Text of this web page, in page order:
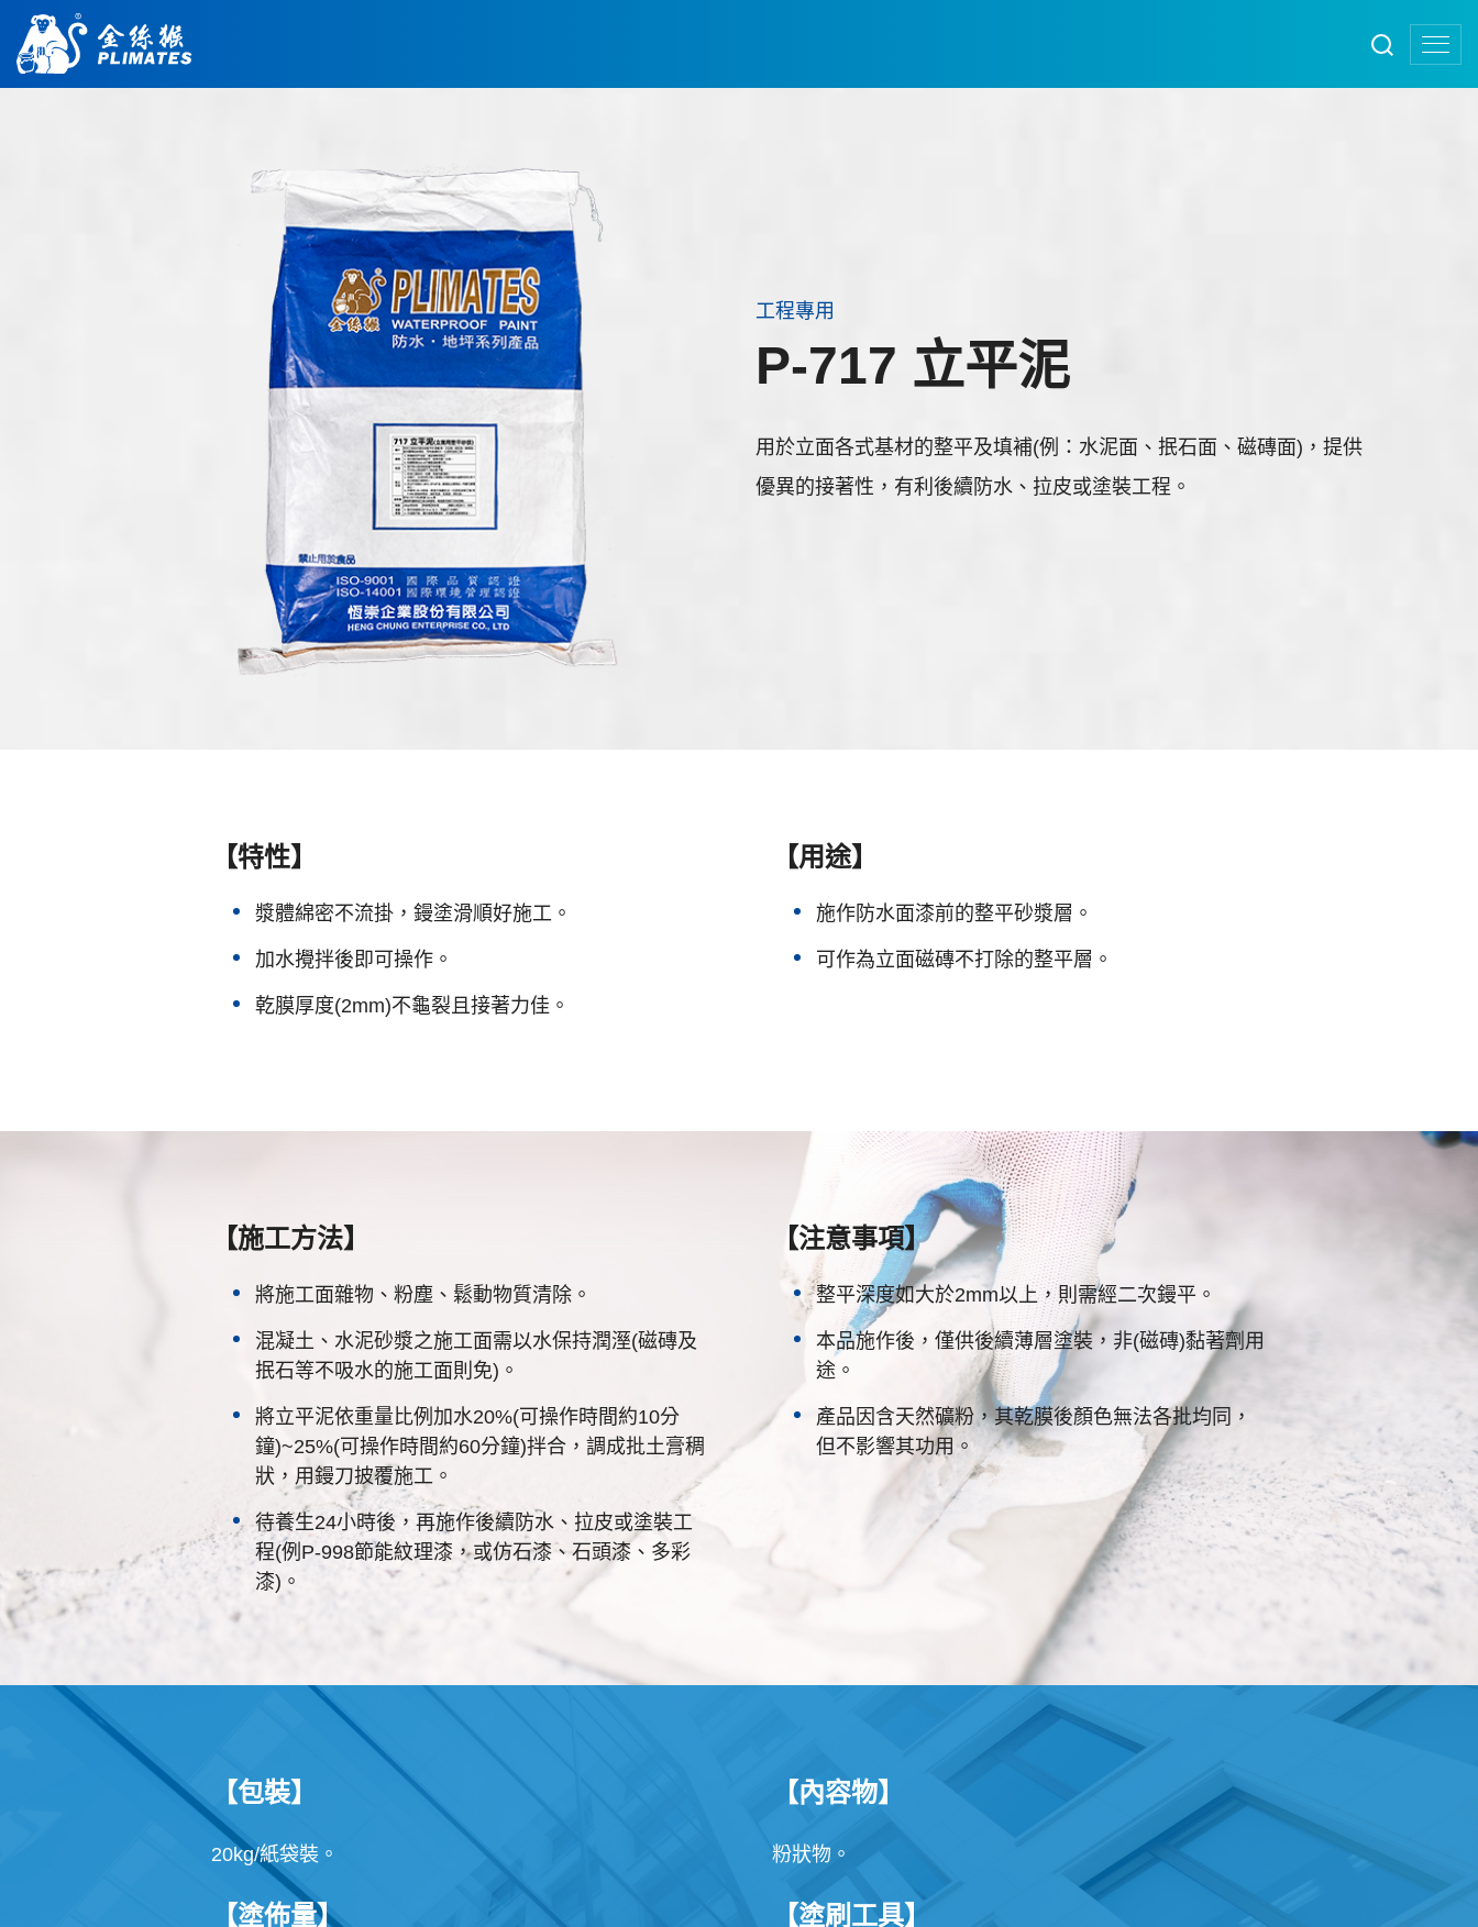
工程專用
P-717 立平泥
用於立面各式基材的整平及填補(例：水泥面、抿石面、磁磚面)，提供
優異的接著性，有利後續防水、拉皮或塗裝工程。
【特性】
漿體綿密不流掛，鏝塗滑順好施工。
加水攪拌後即可操作。
乾膜厚度(2mm)不龜裂且接著力佳。
【用途】
施作防水面漆前的整平砂漿層。
可作為立面磁磚不打除的整平層。
【施工方法】
將施工面雜物、粉塵、鬆動物質清除。
混凝土、水泥砂漿之施工面需以水保持潤溼(磁磚及
抿石等不吸水的施工面則免)。
將立平泥依重量比例加水20%(可操作時間約10分
鐘)~25%(可操作時間約60分鐘)拌合，調成批土膏稠
狀，用鏝刀披覆施工。
待養生24小時後，再施作後續防水、拉皮或塗裝工
程(例P-998節能紋理漆，或仿石漆、石頭漆、多彩
漆)。
【注意事項】
整平深度如大於2mm以上，則需經二次鏝平。
本品施作後，僅供後續薄層塗裝，非(磁磚)黏著劑用
途。
產品因含天然礦粉，其乾膜後顏色無法各批均同，
但不影響其功用。
【包裝】
20kg/紙袋裝。
【內容物】
粉狀物。
【塗佈量】 【塗刷工具】